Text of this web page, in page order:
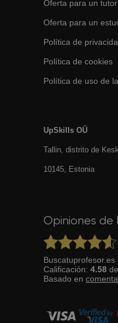
Oferta para un tutor
Oferta para un
Política de
Política de cookies
Política de uso de
UpSkills OÜ
Tallin, distrito de
10145, Estonia
Opiniones de
Buscatuprofesor.es
Calificación: 4.58 de
Basado en